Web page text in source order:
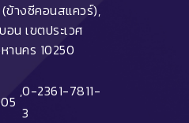
ข้างซีคอนสแควร์),
น เขตประเวศ
านคร 10250
,0-2361-7811-
3